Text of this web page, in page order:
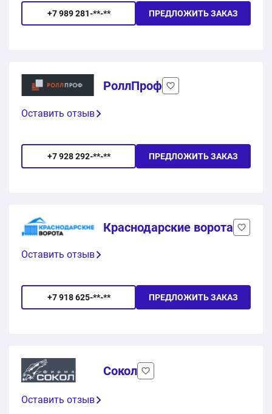
+7 989 281-**-** ПРЕДЛОЖИТЬ ЗАКАЗ
РоллПроф
+7 928 292-**-** ПРЕДЛОЖИТЬ ЗАКАЗ
Оставить отзыв
Краснодарские ворота
+7 918 625-**-** ПРЕДЛОЖИТЬ ЗАКАЗ
Оставить отзыв
Сокол
Оставить отзыв